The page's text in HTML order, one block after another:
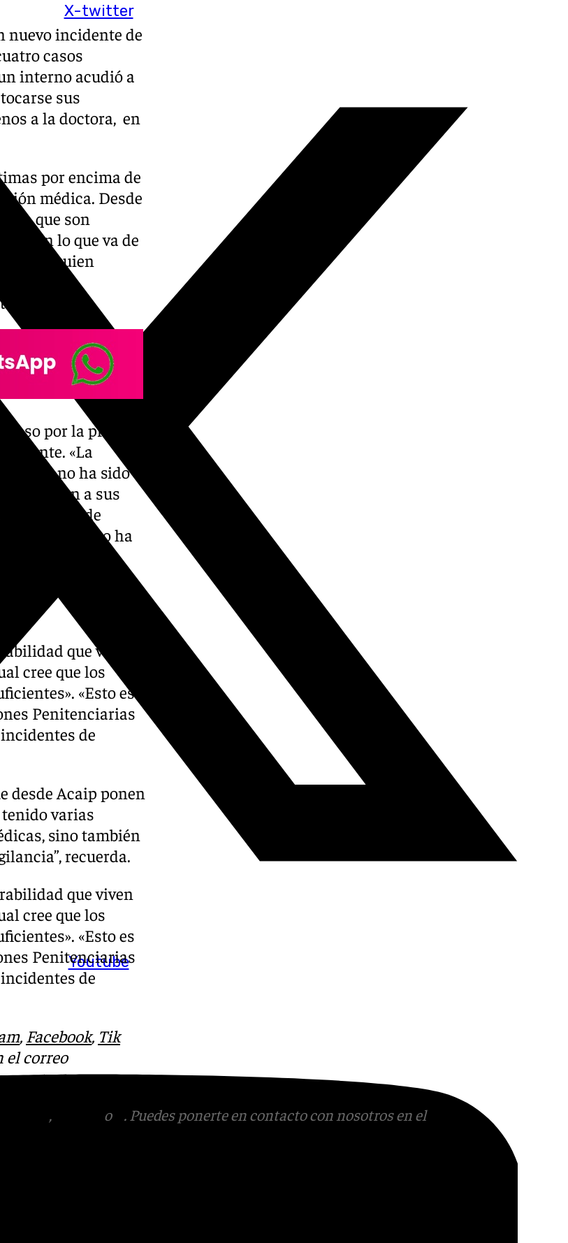
X-twitter
Youtube
nuevo incidente de
casos
interno acudió a
sus
a la doctora, en
por encima de
médica. Desde
ya que son
en lo que va de
quien
por la prisión.
«La
que no ha sido
llegan a sus
añade
y por lo tanto ha
que viven
cree que los
«Esto es
Penitenciarias
de
desde Acaip ponen
tenido varias
sino también
recuerda.
que viven
cree que los
«Esto es
Penitenciarias
de
, Facebook, Tik
el correo
, o
. Puedes ponerte en contacto con nosotros en el